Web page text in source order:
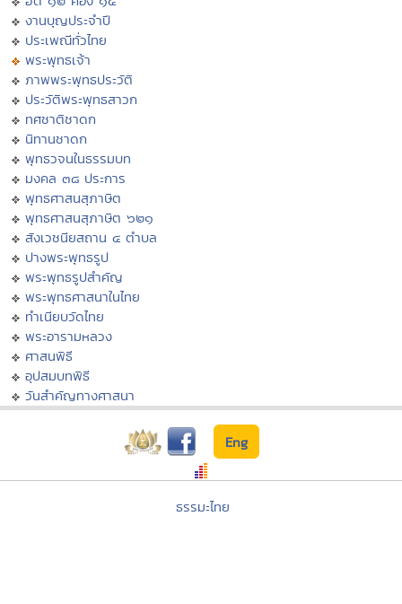
งานบุญประจำปี
ประเพณีทั่วไทย
พระพุทธเจ้า
ภาพพระพุทธประวัติ
ประวัติพระพุทธสาวก
ทศชาติชาดก
นิทานชาดก
พุทธวจนในธรรมบท
มงคล ๓๘ ประการ
พุทธศาสนสุภาษิต
พุทธศาสนสุภาษิต ๖๒๑
สังเวชนียสถาน ๔ ตำบล
ปางพระพุทธรูป
พระพุทธรูปสำคัญ
พระพุทธศาสนาในไทย
ทำเนียบวัดไทย
พระอารามหลวง
ศาสนพิธี
อุปสมบทพิธี
วันสำคัญทางศาสนา
Eng
ธรรมะไทย